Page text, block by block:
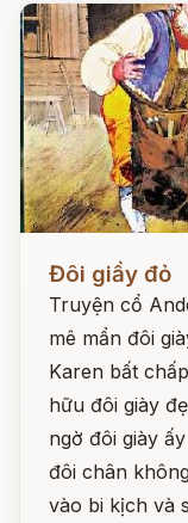
Đôi giầy đỏ
Truyện cổ
mê mẩn đôi
Karen bất
hữu đôi giày
ngờ đôi giày
đôi chân
vào bi kịch và